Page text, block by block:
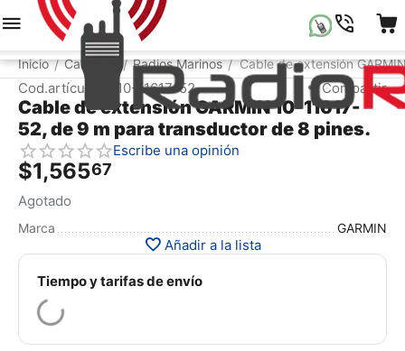
Inicio / Catálogo / Radios Marinos / Cable de extensión
Cod.artículo: 10-11617-52 Compartir
Cable de extensión GARMIN 10-11617-
52, de 9 m para transductor de 8 pines.
Escribe una opinión
$1,56567
Agotado
Marca GARMIN
Añadir a la lista
Tiempo y tarifas de envío
Menú Buscar Lista de la